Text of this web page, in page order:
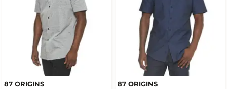
87 ORIGINS 87 ORIGINS